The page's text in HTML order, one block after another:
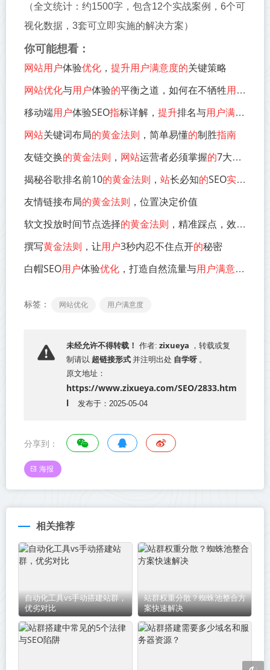
（全文统计：约1500字，包含12个实战案例，6个可
视化数据，3套可立即实施的解决方案）
你可能想看：
网站用户体验优化 ， 提升用户满意度的关键策略
网站优化与用户体验的平衡之道，如何在不牺牲用户满意度的
移动端用户体验SEO指标详解， 提升排名与用户满意度的
网站关键词布局的黄金法则 ，简单易懂的制胜指南
友链交换的黄金法则 ， 网站运营者必须掌握的7大筛选标准
揭秘谷歌排名前10的黄金法则 ， 站长必知的SEO实战策略
友情链接布局的黄金法则 ，位置决定价值
软文投放时间节点选择的黄金法则 ，精准踩点，效果翻倍
撰写黄金法则 ，让用户3秒内忍不住点开的秘密
白帽SEO用户体验优化 ，打造自然流量与用户满意的
标签： 网站优化 用户满意度
未经允许不得转载！ 作者: zixueya
，转载或复
制请以 超链接形式 并注明出处 自学呀 。
原文地址：
https://www.zixueya.com/SEO/2833.htm
l
发布于：2025-05-04
分享到：
海报
相关推荐
自动化工具vs手动搭建站群，
优劣对比
站群权重分散？蜘蛛池整合方
案快速解决